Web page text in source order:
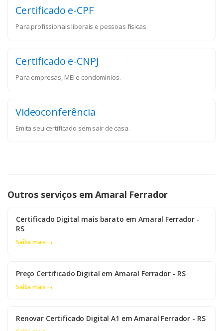
Certificado e-CPF
Para profissionais liberais e pessoas físicas.
Certificado e-CNPJ
Para empresas, MEI e condomínios.
Videoconferência
Emita seu certificado sem sair de casa.
Outros serviços em Amaral Ferrador
Certificado Digital mais barato em Amaral Ferrador -
RS
Saiba mais →
Preço Certificado Digital em Amaral Ferrador - RS
Saiba mais →
Renovar Certificado Digital A1 em Amaral Ferrador - RS